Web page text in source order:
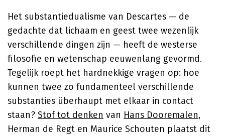
Het substantiedualisme van Descartes — de
gedachte dat lichaam en geest twee wezenlijk
verschillende dingen zijn — heeft de westerse
filosofie en wetenschap eeuwenlang gevormd.
Tegelijk roept het hardnekkige vragen op: hoe
kunnen twee zo fundamenteel verschillende
substanties überhaupt met elkaar in contact
staan? Stof tot denken van Hans Dooremalen,
Herman de Regt en Maurice Schouten plaatst dit